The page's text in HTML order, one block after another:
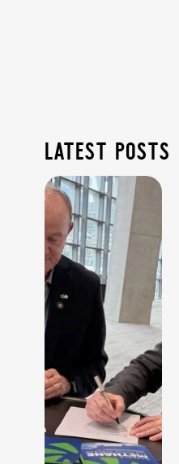
latest posts